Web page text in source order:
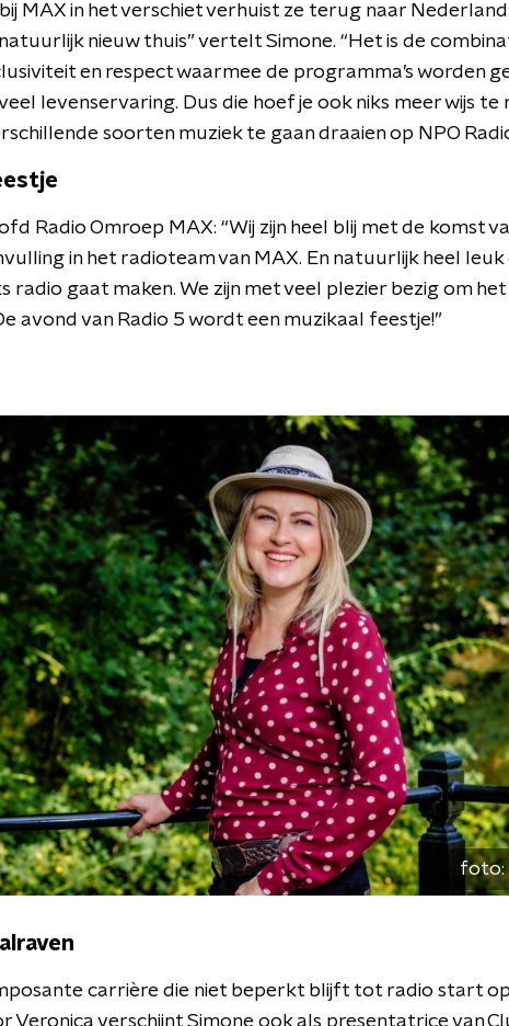
MAX in het verschiet verhuist ze terug naar
nieuw thuis” vertelt Simone. “Het is de
en respect waarmee de programma’s worden
levenservaring. Dus die hoef je ook niks meer wijs te
soorten muziek te gaan draaien op NPO
Radio Omroep MAX: “Wij zijn heel blij met de komst
in het radioteam van MAX. En natuurlijk heel
radio gaat maken. We zijn met veel plezier bezig om
avond van Radio 5 wordt een muzikaal feestje!”
foto:
carrière die niet beperkt blijft tot radio start
Veronica verschijnt Simone ook als presentatrice van